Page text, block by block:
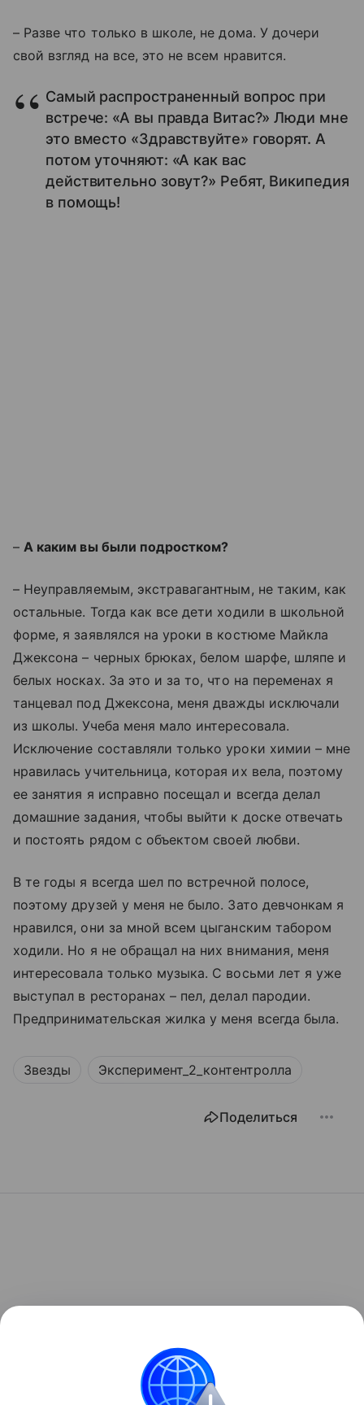
– Разве что только в школе, не дома. У дочери
свой взгляд на все, это не всем нравится.
Самый распространенный вопрос при
встрече: «А вы правда Витас?» Люди мне
это вместо «Здравствуйте» говорят. А
потом уточняют: «А как вас
действительно зовут?» Ребят, Википедия
в помощь!
– А каким вы были подростком?
– Неуправляемым, экстравагантным, не таким, как
остальные. Тогда как все дети ходили в школьной
форме, я заявлялся на уроки в костюме Майкла
Джексона – черных брюках, белом шарфе, шляпе и
белых носках. За это и за то, что на переменах я
танцевал под Джексона, меня дважды исключали
из школы. Учеба меня мало интересовала.
Исключение составляли только уроки химии – мне
нравилась учительница, которая их вела, поэтому
ее занятия я исправно посещал и всегда делал
домашние задания, чтобы выйти к доске отвечать
и постоять рядом с объектом своей любви.
В те годы я всегда шел по встречной полосе,
поэтому друзей у меня не было. Зато девчонкам я
нравился, они за мной всем цыганским табором
ходили. Но я не обращал на них внимания, меня
интересовала только музыка. С восьми лет я уже
выступал в ресторанах – пел, делал пародии.
Предпринимательская жилка у меня всегда была.
Звезды Эксперимент_2_контентролла
Поделиться